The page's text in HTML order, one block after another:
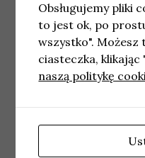
Obsługujemy pliki
to jest ok, po
wszystko". Możesz
ciasteczka, klikając
naszą politykę